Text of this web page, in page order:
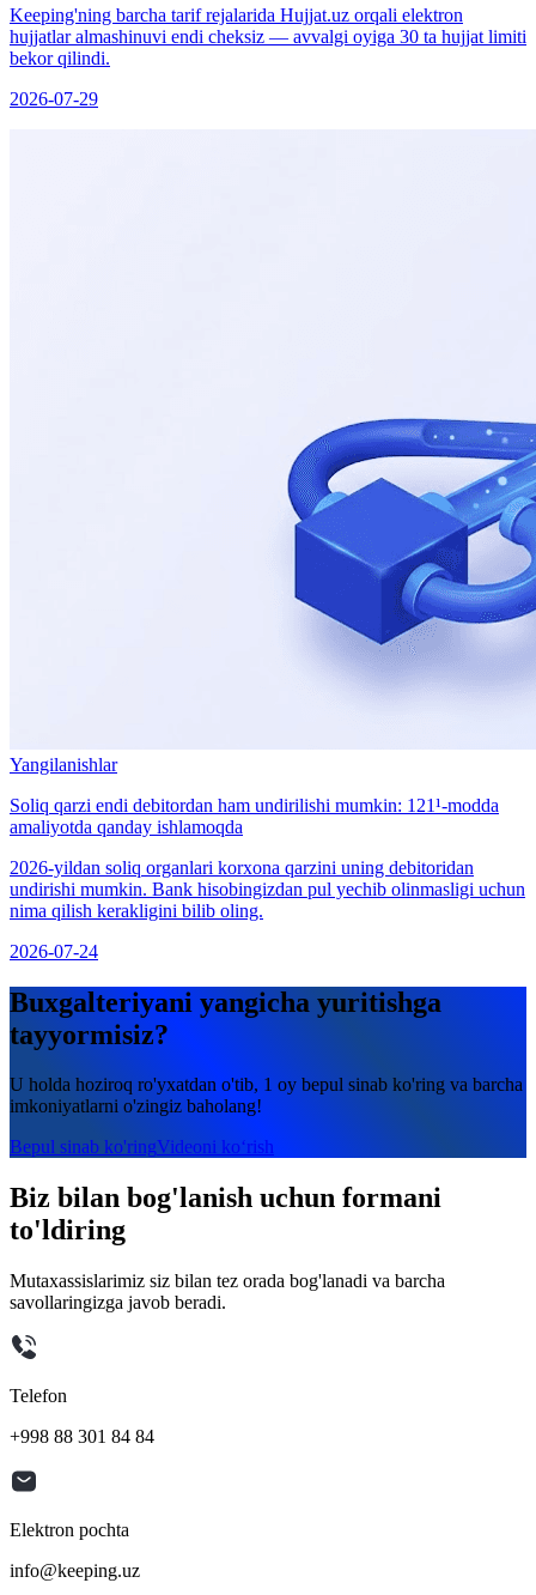
Keeping'ning barcha tarif rejalarida Hujjat.uz orqali elektron
hujjatlar almashinuvi endi cheksiz — avvalgi oyiga 30 ta hujjat limiti
bekor qilindi.
2026-07-29
Yangilanishlar
Soliq qarzi endi debitordan ham undirilishi mumkin: 121¹-modda
amaliyotda qanday ishlamoqda
2026-yildan soliq organlari korxona qarzini uning debitoridan
undirishi mumkin. Bank hisobingizdan pul yechib olinmasligi uchun
nima qilish kerakligini bilib oling.
2026-07-24
Buxgalteriyani yangicha yuritishga
tayyormisiz?
U holda hoziroq ro'yxatdan o'tib, 1 oy bepul sinab ko'ring va barcha
imkoniyatlarni o'zingiz baholang!
Bepul sinab ko'ringVideoni ko‘rish
Biz bilan bog'lanish uchun formani
to'ldiring
Mutaxassislarimiz siz bilan tez orada bog'lanadi va barcha
savollaringizga javob beradi.
Telefon
+998 88 301 84 84
Elektron pochta
info@keeping.uz